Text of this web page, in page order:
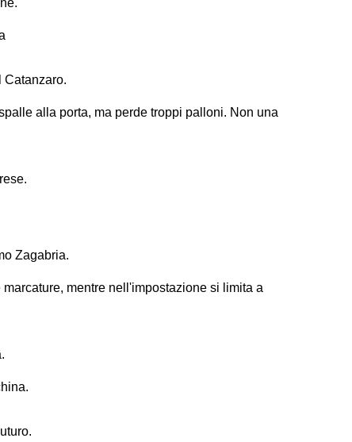
Catanzaro.
alla porta, ma perde troppi palloni. Non una
Zagabria.
mentre nell'impostazione si limita a